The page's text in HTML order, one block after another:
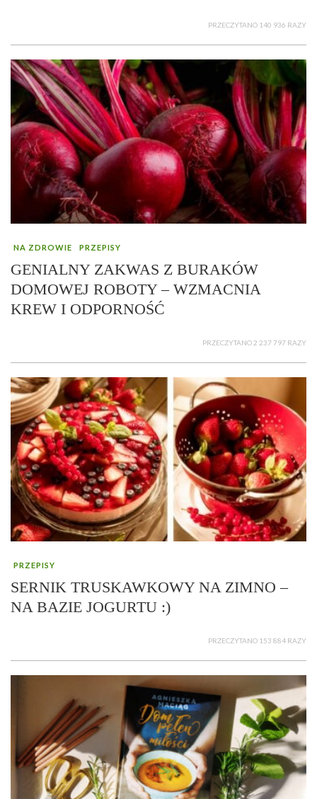
PRZECZYTANO 140 936 RAZY
NA ZDROWIE PRZEPISY
GENIALNY ZAKWAS Z BURAKÓW
DOMOWEJ ROBOTY – WZMACNIA
KREW I ODPORNOŚĆ
PRZECZYTANO 2 237 797 RAZY
PRZEPISY
SERNIK TRUSKAWKOWY NA ZIMNO –
NA BAZIE JOGURTU :)
PRZECZYTANO 153 884 RAZY